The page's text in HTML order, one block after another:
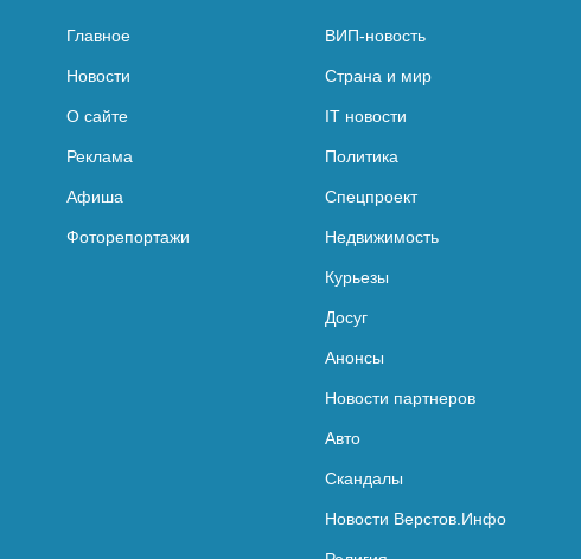
Главное
Новости
О сайте
Реклама
Афиша
Фоторепортажи
ВИП-новость
Страна и мир
IT новости
Политика
Спецпроект
Недвижимость
Курьезы
Досуг
Анонсы
Новости партнеров
Авто
Скандалы
Новости Верстов.Инфо